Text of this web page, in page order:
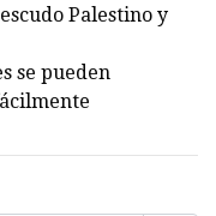
Palestino y
se pueden